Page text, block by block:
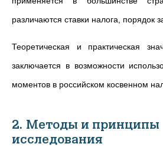
различаются ставки налога, порядок
Теоретическая и практическая
заключается в возможности
моментов в российском косвенном
2. Методы и принципы
исследования